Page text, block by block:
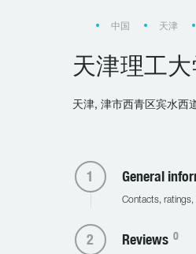
中国 天津
天津理工
天津, 津市西青区宾水西
General
Contacts, ratings,
Reviews 0